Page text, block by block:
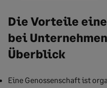
Die Vorteile
bei
Überblick
Eine Genossenschaft ist